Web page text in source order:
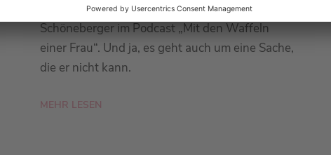
Fynn Kliemann war zu Gast bei Barbara
Schöneberger im Podcast „Mit den Waffeln
einer Frau“. Und ja, es geht auch um eine Sache,
die er nicht kann.
MEHR LESEN